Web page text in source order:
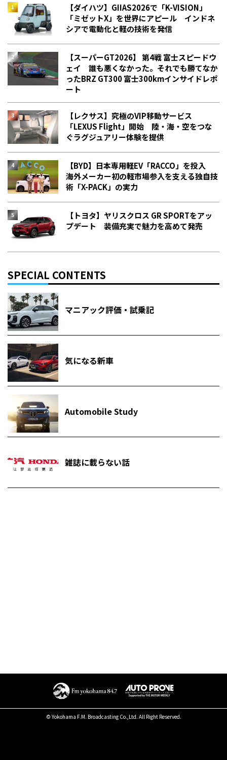
【ダイハツ】GIIAS2026で「K-VISION」
「ミゼットX」を世界にアピール インドネ
シアで電動化と軽の技術を発信
【スーパーGT2026】 第4戦 富士スピードウ
ェイ 誰も悪くなかった。それでも勝てなか
った――BRZ GT300 富士300kmインサイドレポ
ート
【レクサス】究極のVIP移動サービス
「LEXUS Flight」開始 陸・海・空をつな
ぐラグジュアリー体験を提供
【BYD】日本専用軽EV「RACCO」を投入
海外メーカー初の軽市場参入を支える独自技
術「X-PACK」の実力
【トヨタ】ヤリスクロス GR SPORTをアッ
プデート 装備充実で魅力を高めて発売
SPECIAL CONTENTS
マニアック評価・試乗記
気になる新車
Automobile Study
雑誌に載らない話
© Yokohama F.M. Broadcasting Co.,Ltd. All Right Reserved.